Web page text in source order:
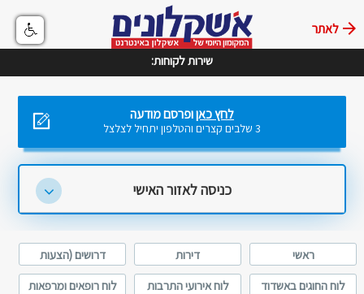
לאתר
שירות לקוחות:
לחץ כאןופרסם מודעה
3 שלבים קצרים והטלפון יתחיל לצלצל
כניסה לאזור האישי
ראשי דירות
דרושים (הצעות
עבודה)
לוח החוגים באשדוד
לוח אירועי התרבות
לוח רופאים ומרפאות